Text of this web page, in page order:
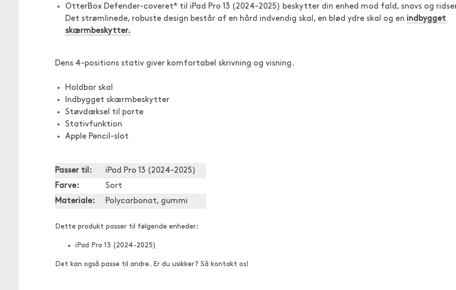
OtterBox Defender-coveret* til iPad Pro 13 (2024-2025) beskytter din enhed mod fald, snavs og
Det strømlinede, robuste design består af en hård indvendig skal, en blød ydre skal og en indbygget
skærmbeskytter.
Dens 4-positions stativ giver komfortabel skrivning og visning.
Holdbar skal
Indbygget skærmbeskytter
Støvdæksel til porte
Stativfunktion
Apple Pencil-slot
Passer til:
iPad Pro 13 (2024-2025)
Farve:
Sort
Materiale:
Polycarbonat, gummi
Dette produkt passer til følgende enheder:
iPad Pro 13 (2024-2025)
Det kan også passe til andre. Er du usikker? Så kontakt os!